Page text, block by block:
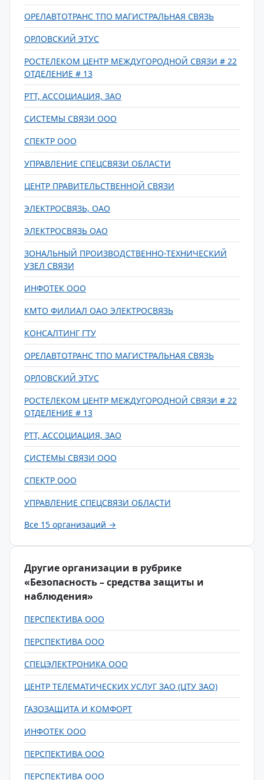
ОРЕЛАВТОТРАНС ТПО МАГИСТРАЛЬНАЯ СВЯЗЬ
ОРЛОВСКИЙ ЭТУС
РОСТЕЛЕКОМ ЦЕНТР МЕЖДУГОРОДНОЙ СВЯЗИ # 22
ОТДЕЛЕНИЕ # 13
РТТ, АССОЦИАЦИЯ, ЗАО
СИСТЕМЫ СВЯЗИ ООО
СПЕКТР ООО
УПРАВЛЕНИЕ СПЕЦСВЯЗИ ОБЛАСТИ
ЦЕНТР ПРАВИТЕЛЬСТВЕННОЙ СВЯЗИ
ЭЛЕКТРОСВЯЗЬ, ОАО
ЭЛЕКТРОСВЯЗЬ ОАО
ЗОНАЛЬНЫЙ ПРОИЗВОДСТВЕННО-ТЕХНИЧЕСКИЙ
УЗЕЛ СВЯЗИ
ИНФОТЕК ООО
КМТО ФИЛИАЛ ОАО ЭЛЕКТРОСВЯЗЬ
КОНСАЛТИНГ ГТУ
ОРЕЛАВТОТРАНС ТПО МАГИСТРАЛЬНАЯ СВЯЗЬ
ОРЛОВСКИЙ ЭТУС
РОСТЕЛЕКОМ ЦЕНТР МЕЖДУГОРОДНОЙ СВЯЗИ # 22
ОТДЕЛЕНИЕ # 13
РТТ, АССОЦИАЦИЯ, ЗАО
СИСТЕМЫ СВЯЗИ ООО
СПЕКТР ООО
УПРАВЛЕНИЕ СПЕЦСВЯЗИ ОБЛАСТИ
Все 15 организаций →
Другие организации в рубрике
«Безопасность – средства защиты и
наблюдения»
ПЕРСПЕКТИВА ООО
ПЕРСПЕКТИВА ООО
СПЕЦЭЛЕКТРОНИКА ООО
ЦЕНТР ТЕЛЕМАТИЧЕСКИХ УСЛУГ ЗАО (ЦТУ ЗАО)
ГАЗОЗАЩИТА И КОМФОРТ
ИНФОТЕК ООО
ПЕРСПЕКТИВА ООО
ПЕРСПЕКТИВА ООО